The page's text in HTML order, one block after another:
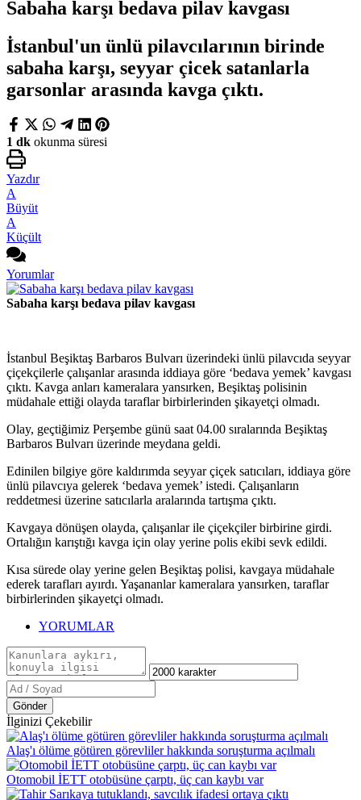
Sabaha karşı bedava pilav kavgası
İstanbul'un ünlü pilavcılarının birinde
sabaha karşı, seyyar çicek satanlarla
garsonlar arasında kavga çıktı.
1 dk okunma süresi
Yazdır
A
Büyüt
A
Küçült
Yorumlar
Sabaha karşı bedava pilav kavgası
İstanbul Beşiktaş Barbaros Bulvarı üzerindeki ünlü pilavcıda seyyar
çiçekçilerle çalışanlar arasında iddiaya göre ‘bedava yemek’ kavgası
çıktı. Kavga anları kameralara yansırken, Beşiktaş polisinin
müdahale ettiği olayda taraflar birbirlerinden şikayetçi olmadı.
Olay, geçtiğimiz Perşembe günü saat 04.00 sıralarında Beşiktaş
Barbaros Bulvarı üzerinde meydana geldi.
Edinilen bilgiye göre kaldırımda seyyar çiçek satıcıları, iddiaya göre
ünlü pilavcıya gelerek ‘bedava yemek’ istedi. Çalışanların
reddetmesi üzerine satıcılarla aralarında tartışma çıktı.
Kavgaya dönüşen olayda, çalışanlar ile çiçekçiler birbirine girdi.
Ortalığın karıştığı kavga için olay yerine polis ekibi sevk edildi.
Kısa sürede olay yerine gelen Beşiktaş polisi, kavgaya müdahale
ederek tarafları ayırdı. Yaşananlar kameralara yansırken, taraflar
birbirlerinden şikayetçi olmadı.
YORUMLAR
Gönder
İlginizi Çekebilir
Alaş'ı ölüme götüren görevliler hakkında soruşturma açılmalı
Otomobil İETT otobüsüne çarptı, üç can kaybı var